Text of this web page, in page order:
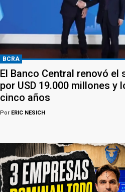
BCRA
El Banco Central renovó el
por USD 19.000 millones y
cinco años
Por ERIC NESICH